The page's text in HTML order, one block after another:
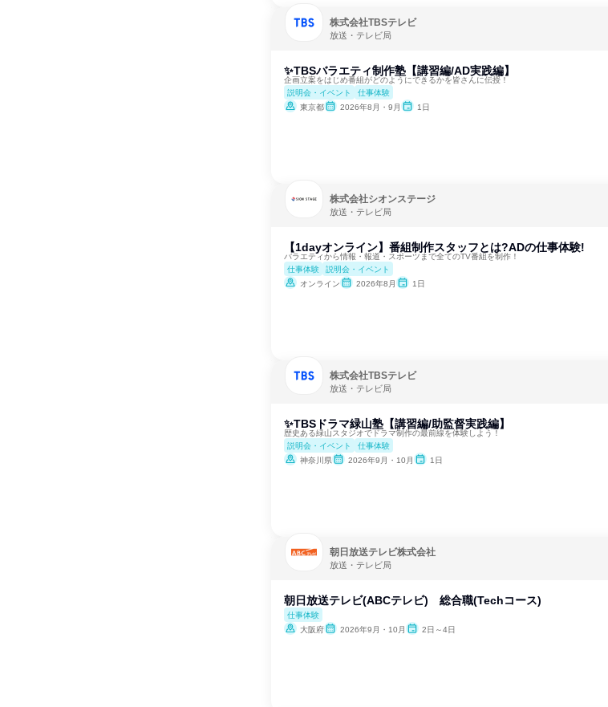
株式会社TBSテレビ
放送・テレビ局
✨TBSバラエティ制作塾【講習編/AD実践編】
企画立案をはじめ番組がどのようにできるかを皆さんに伝授！
説明会・イベント
仕事体験
東京都
2026年8月・9月 1日
株式会社シオンステージ
放送・テレビ局
【1dayオンライン】番組制作スタッフとは?ADの仕事体験!
バラエティから情報・報道・スポーツまで全てのTV番組を制作！
仕事体験
説明会・イベント
オンライン
2026年8月 1日
株式会社TBSテレビ
放送・テレビ局
✨TBSドラマ緑山塾【講習編/助監督実践編】
歴史ある緑山スタジオでドラマ制作の最前線を体験しよう！
説明会・イベント
仕事体験
神奈川県
2026年9月・10月 1日
朝日放送テレビ株式会社
放送・テレビ局
朝日放送テレビ(ABCテレビ) 総合職(Techコース)
仕事体験
大阪府
2026年9月・10月 2日～4日